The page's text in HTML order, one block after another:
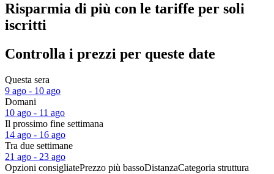
Risparmia di più con le tariffe per soli
iscritti
Controlla i prezzi per queste date
Questa sera
9 ago - 10 ago
Domani
10 ago - 11 ago
Il prossimo fine settimana
14 ago - 16 ago
Tra due settimane
21 ago - 23 ago
Opzioni consigliatePrezzo più bassoDistanzaCategoria struttura